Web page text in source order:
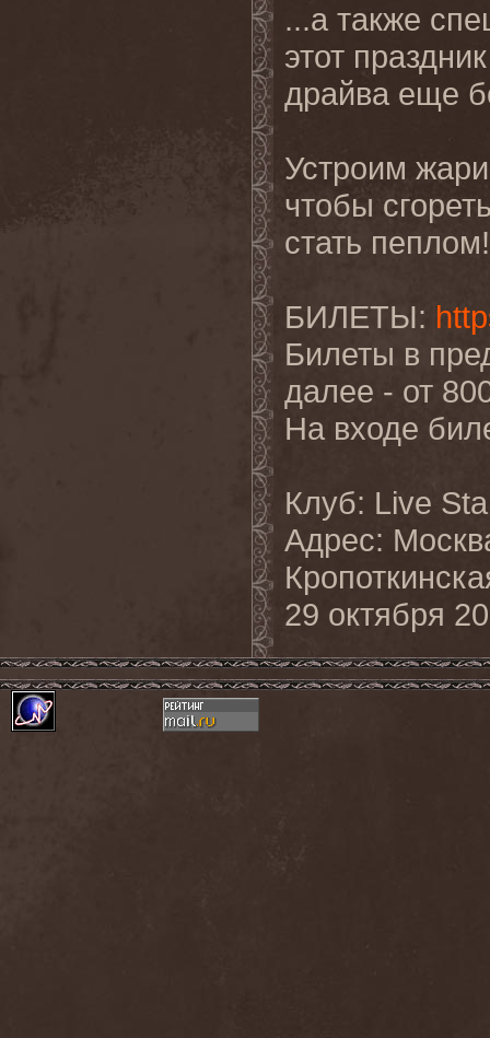
...а также
этот
драйва еще
Устроим
чтобы
стать пеплом!
БИЛЕТЫ:
Билеты в
далее - от
На входе
Клуб: Live
Адрес:
29 октября